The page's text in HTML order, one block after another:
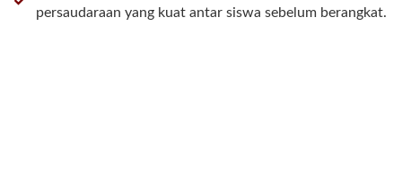
persaudaraan yang kuat antar siswa sebelum berangkat.